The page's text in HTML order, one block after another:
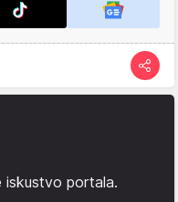
iskustvo portala.